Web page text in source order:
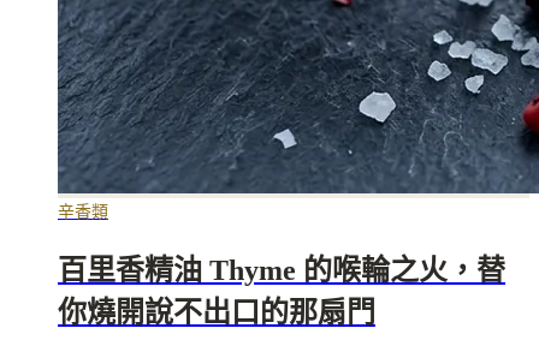
辛香類
百里香精油 Thyme 的喉輪之火，替
你燒開說不出口的那扇門